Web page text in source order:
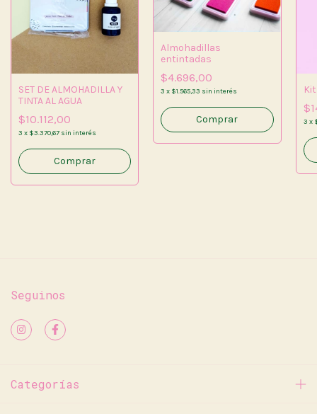
SET DE ALMOHADILLA Y
TINTA AL AGUA
$10.112,00
3 x $3.370,67 sin interés
Comprar
Almohadillas
entintadas
$4.696,00
3 x $1.565,33 sin interés
Comprar 3 x
Seguinos
Categorías